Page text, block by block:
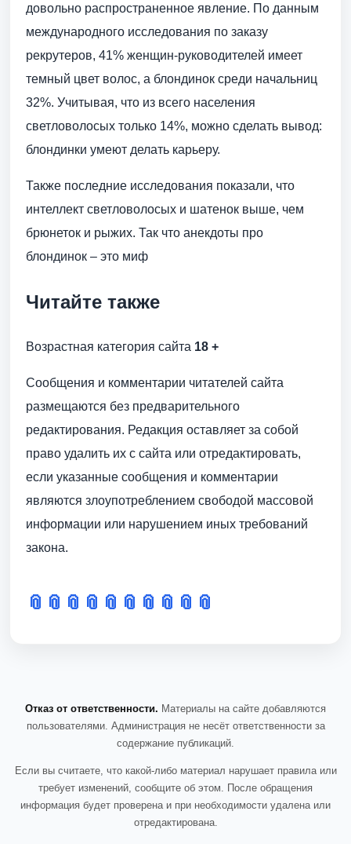
довольно распространенное явление. По данным
международного исследования по заказу
рекрутеров, 41% женщин-руководителей имеет
темный цвет волос, а блондинок среди начальниц
32%. Учитывая, что из всего населения
светловолосых только 14%, можно сделать вывод:
блондинки умеют делать карьеру.
Также последние исследования показали, что
интеллект светловолосых и шатенок выше, чем
брюнеток и рыжих. Так что анекдоты про
блондинок – это миф
Читайте также
Возрастная категория сайта 18 +
Сообщения и комментарии читателей сайта
размещаются без предварительного
редактирования. Редакция оставляет за собой
право удалить их с сайта или отредактировать,
если указанные сообщения и комментарии
являются злоупотреблением свободой массовой
информации или нарушением иных требований
закона.
📎 📎 📎 📎 📎 📎 📎 📎 📎 📎
Отказ от ответственности. Материалы на сайте добавляются
пользователями. Администрация не несёт ответственности за
содержание публикаций.
Если вы считаете, что какой-либо материал нарушает правила или
требует изменений, сообщите об этом. После обращения
информация будет проверена и при необходимости удалена или
отредактирована.